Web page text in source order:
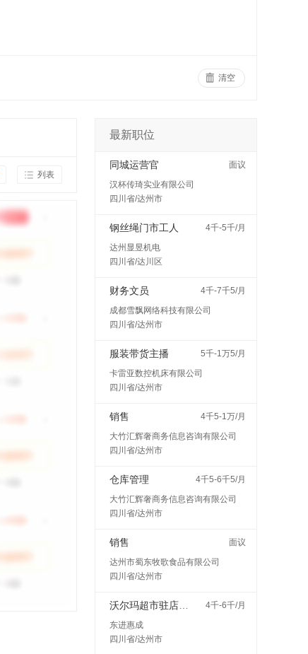
清空
列表
最新职位
同城运营官
面议
汉杯传琦实业有限公司
四川省/达州市
钢丝绳门市工人
4千-5千/月
达州显昱机电
四川省/达川区
财务文员
4千-7千5/月
成都雪飘网络科技有限公司
四川省/达州市
服装带货主播
5千-1万5/月
卡雷亚数控机床有限公司
四川省/达州市
销售
4千5-1万/月
大竹汇辉奢商务信息咨询有限公司
四川省/达州市
仓库管理
4千5-6千5/月
大竹汇辉奢商务信息咨询有限公司
四川省/达州市
销售
面议
达州市蜀东牧歌食品有限公司
四川省/达州市
4千-6千/月
东进惠成
四川省/达州市